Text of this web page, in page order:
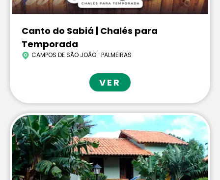
Canto do Sabiá | Chalés para
Temporada
CAMPOS DE SÃO JOÃO PALMEIRAS
VER